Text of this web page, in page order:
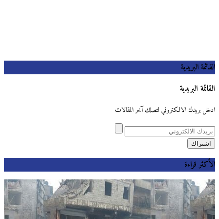
القائمة البريدية
القائمة البريدية
ادخل بريدك الالكتروني لتصلك آخر المقالات
الأكثر قراءة